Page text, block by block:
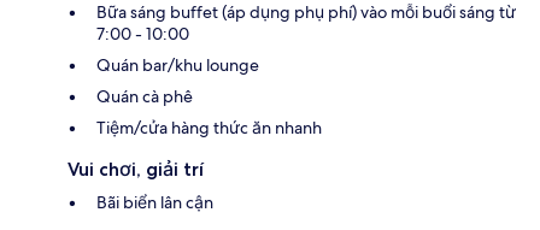
Bữa sáng buffet (áp dụng phụ phí) vào mỗi buổi sáng từ
7:00 - 10:00
Quán bar/khu lounge
Quán cà phê
Tiệm/cửa hàng thức ăn nhanh
Vui chơi, giải trí
Bãi biển lân cận